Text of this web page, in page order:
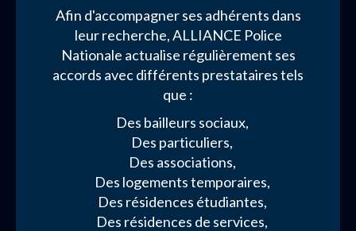
Afin d'accompagner ses adhérents dans
leur recherche, ALLIANCE Police
Nationale actualise régulièrement ses
accords avec différents prestataires tels
que :
Des bailleurs sociaux,
Des particuliers,
Des associations,
Des logements temporaires,
Des résidences étudiantes,
Des résidences de services,